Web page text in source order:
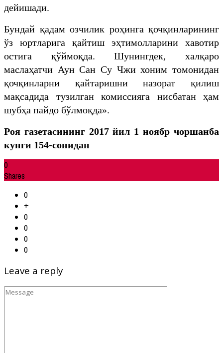
дейишади.
Бундай қадам озчилик роҳинга қочқинларининг
ўз юртларига қайтиш эҳтимолларини хавотир
остига қўймоқда. Шунингдек, халқаро
маслаҳатчи Аун Сан Су Чжи хоним томонидан
қочқинларни қайтаришни назорат қилиш
мақсадида тузилган комиссияга нисбатан ҳам
шубҳа пайдо бўлмоқда».
Роя газетасининг 2017 йил 1 ноябр чоршанба
кунги 154-сонидан
0
Shares
0
+
0
0
0
0
Leave a reply